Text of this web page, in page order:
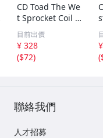
CD Toad The We
t Sprocket Coil C
K67862 Columbi
a /00110
目前出價
¥ 328
($72)
(
聯絡我們
人才招募